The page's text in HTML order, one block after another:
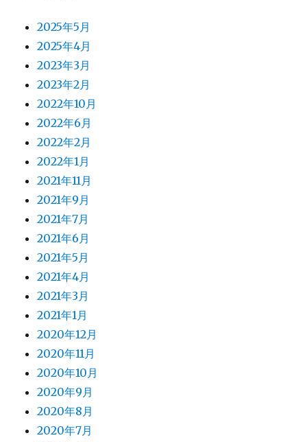
2025年5月
2025年4月
2023年3月
2023年2月
2022年10月
2022年6月
2022年2月
2022年1月
2021年11月
2021年9月
2021年7月
2021年6月
2021年5月
2021年4月
2021年3月
2021年1月
2020年12月
2020年11月
2020年10月
2020年9月
2020年8月
2020年7月